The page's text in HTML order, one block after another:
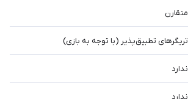
متقارن
تریگرهای تطبیق‌پذیر (با توجه به بازی)
ندارد
ندارد